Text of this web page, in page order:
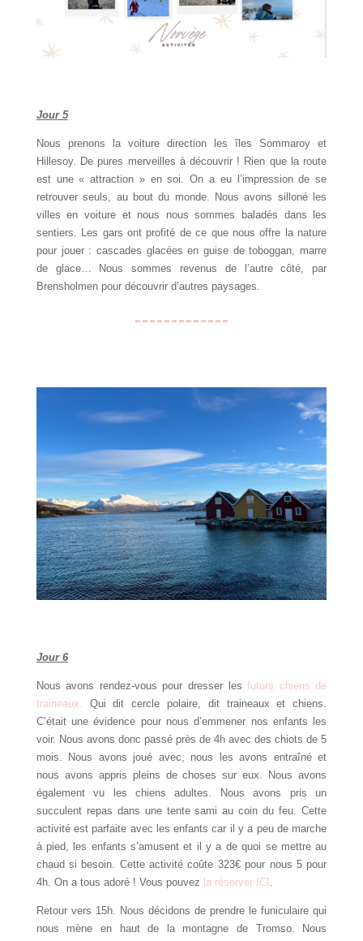
Jour 5
Nous prenons la voiture direction les îles Sommaroy et
Hillesoy. De pures merveilles à découvrir ! Rien que la route
est une « attraction » en soi. On a eu l’impression de se
retrouver seuls, au bout du monde. Nous avons silloné les
villes en voiture et nous nous sommes baladés dans les
sentiers. Les gars ont profité de ce que nous offre la nature
pour jouer : cascades glacées en guise de toboggan, marre
de glace… Nous sommes revenus de l’autre côté, par
Brensholmen pour découvrir d’autres paysages.
Jour 6
Nous avons rendez-vous pour dresser lesfuturs chiens de
traineaux. Qui dit cercle polaire, dit traineaux et chiens.
C’était une évidence pour nous d’emmener nos enfants les
voir. Nous avons donc passé près de 4h avec des chiots de 5
mois. Nous avons joué avec, nous les avons entraîné et
nous avons appris pleins de choses sur eux. Nous avons
également vu les chiens adultes. Nous avons pris un
succulent repas dans une tente sami au coin du feu. Cette
activité est parfaite avec les enfants car il y a peu de marche
à pied, les enfants s’amusent et il y a de quoi se mettre au
chaud si besoin. Cette activité coûte 323€ pour nous 5 pour
4h. On a tous adoré ! Vous pouvez la réserver ICI .
Retour vers 15h. Nous décidons de prendre le funiculaire qui
nous mène en haut de la montagne de Tromso. Nous